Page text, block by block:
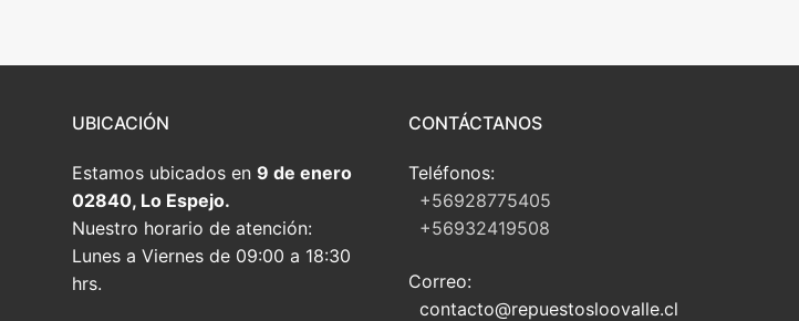
UBICACIÓN
Estamos ubicados en 9 de enero
02840, Lo Espejo.
Nuestro horario de atención:
Lunes a Viernes de 09:00 a 18:30
hrs.
CONTÁCTANOS
Teléfonos:
+56928775405
+56932419508
Correo:
contacto@repuestosloovalle.cl